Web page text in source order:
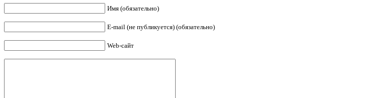
Имя (обязательно)
E-mail (не публикуется) (обязательно)
Web-сайт